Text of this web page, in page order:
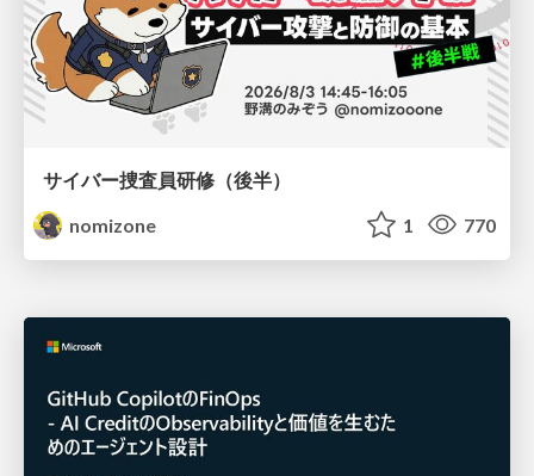
サイバー捜査員研修（後半）
nomizone
1 770